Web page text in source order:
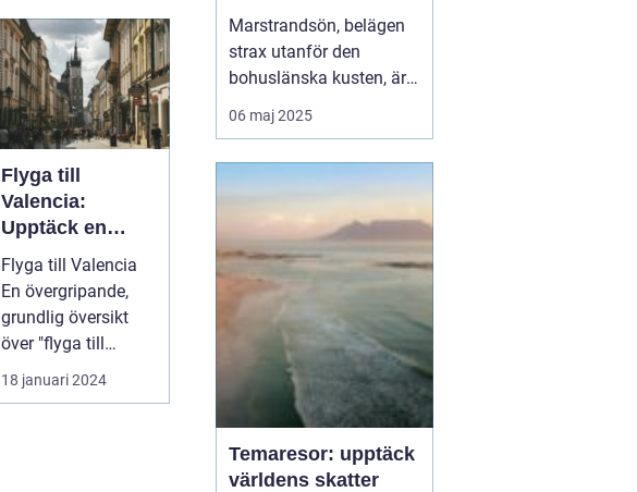
Flyga till
Valencia:
Upptäck en
pärla i Spanien
Flyga till Valencia
En övergripande,
grundlig översikt
över "flyga till
18 januari 2024
Marstrandsön, belägen
strax utanför den
bohuslänska kusten, är
känd som en av Sveriges
mest charmiga och
en rik historia och en
slående naturlig skönhet,
vilket gör den til...
06 maj 2025
Temaresor: upptäck
världens skatter